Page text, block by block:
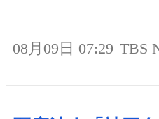
08月09日 07:29 TBS